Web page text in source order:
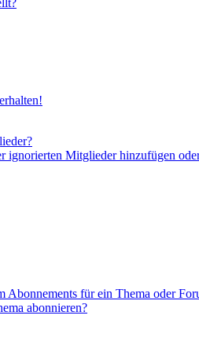
Mitglieder hinzufügen
Abonnements für ein Thema oder
abonnieren?